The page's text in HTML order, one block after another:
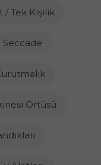
/ Tek Kişilik
Seccade
Örtüsü